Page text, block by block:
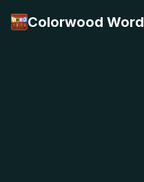
Colorwood